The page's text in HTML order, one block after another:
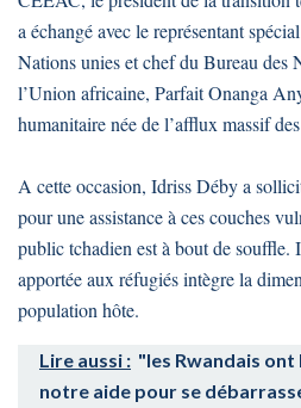
a échangé avec le représentant
Nations unies et chef du Bureau des
l’Union africaine, Parfait Onanga
humanitaire née de l’afflux massif
A cette occasion, Idriss Déby a
pour une assistance à ces couches
public tchadien est à bout de souffle.
apportée aux réfugiés intègre la
population hôte.
Lire aussi : "les Rwandais ont
notre aide pour se